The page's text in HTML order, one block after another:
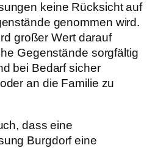
keine Rücksicht auf
genommen wird.
großer Wert darauf
Gegenstände sorgfältig
bei Bedarf sicher
an die Familie zu
dass eine
Burgdorf eine